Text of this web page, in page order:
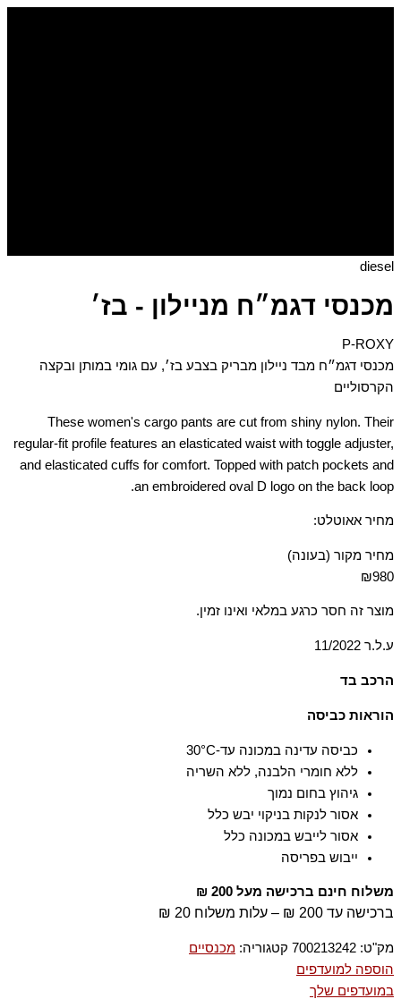
דילוג
diesel
מכנסי דגמ״ח מניילון - בז׳
P-ROXY
מכנסי דגמ״ח מבד ניילון מבריק בצבע בז׳, עם גומי במותן ובקצה
הקרסוליים
These women's cargo pants are cut from shiny nylon. Their
regular-fit profile features an elasticated waist with toggle adjuster,
and elasticated cuffs for comfort. Topped with patch pockets and
an embroidered oval D logo on the back loop.
מחיר אאוטלט:
מחיר מקור (בעונה)
₪980
מוצר זה חסר כרגע במלאי ואינו זמין.
ע.ל.ר 11/2022
הרכב בד
הוראות כביסה
כביסה עדינה במכונה עד-30°C
ללא חומרי הלבנה, ללא השריה
גיהוץ בחום נמוך
אסור לנקות בניקוי יבש כלל
אסור לייבש במכונה כלל
ייבוש בפריסה
משלוח חינם ברכישה מעל 200 ₪
ברכישה עד 200 ₪ – עלות משלוח 20 ₪
מק"ט: 700213242 קטגוריה: מכנסיים
הוספה למועדפים
במועדפים שלך